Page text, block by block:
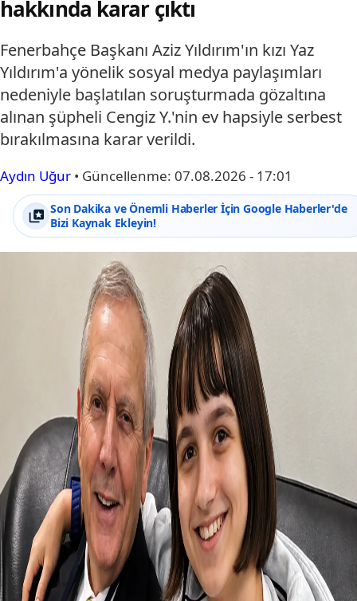
hakkında karar çıktı
Fenerbahçe Başkanı Aziz Yıldırım'ın kızı Yaz
Yıldırım'a yönelik sosyal medya paylaşımları
nedeniyle başlatılan soruşturmada gözaltına
alınan şüpheli Cengiz Y.'nin ev hapsiyle serbest
bırakılmasına karar verildi.
Aydın Uğur • Güncellenme: 07.08.2026 - 17:01
Son Dakika ve Önemli Haberler İçin Google Haberler'de
Bizi Kaynak Ekleyin!